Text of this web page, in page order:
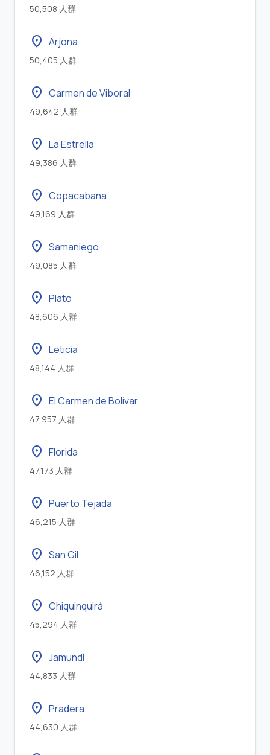
50,508 人群
location_on Arjona
50,405 人群
location_on Carmen de Viboral
49,642 人群
location_on La Estrella
49,386 人群
location_on Copacabana
49,169 人群
location_on Samaniego
49,085 人群
location_on Plato
48,606 人群
location_on Leticia
48,144 人群
location_on El Carmen de Bolívar
47,957 人群
location_on Florida
47,173 人群
location_on Puerto Tejada
46,215 人群
location_on San Gil
46,152 人群
location_on Chiquinquirá
45,294 人群
location_on Jamundí
44,833 人群
location_on Pradera
44,630 人群